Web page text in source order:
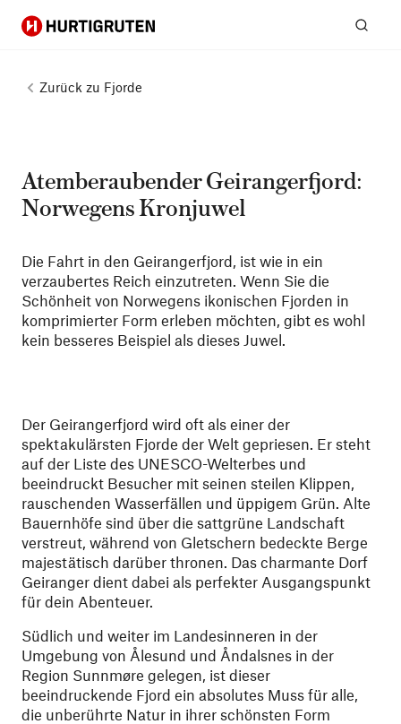
Hurtigruten
Zurück zu Fjorde
Atemberaubender Geirangerfjord:
Norwegens Kronjuwel
Die Fahrt in den Geirangerfjord, ist wie in ein
verzaubertes Reich einzutreten. Wenn Sie die
Schönheit von Norwegens ikonischen Fjorden in
komprimierter Form erleben möchten, gibt es wohl
kein besseres Beispiel als dieses Juwel.
Der Geirangerfjord wird oft als einer der
spektakulärsten Fjorde der Welt gepriesen. Er steht
auf der Liste des UNESCO-Welterbes und
beeindruckt Besucher mit seinen steilen Klippen,
rauschenden Wasserfällen und üppigem Grün. Alte
Bauernhöfe sind über die sattgrüne Landschaft
verstreut, während von Gletschern bedeckte Berge
majestätisch darüber thronen. Das charmante Dorf
Geiranger dient dabei als perfekter Ausgangspunkt
für dein Abenteuer.
Südlich und weiter im Landesinneren in der
Umgebung von Ålesund und Åndalsnes in der
Region Sunnmøre gelegen, ist dieser
beeindruckende Fjord ein absolutes Muss für alle,
die unberührte Natur in ihrer schönsten Form